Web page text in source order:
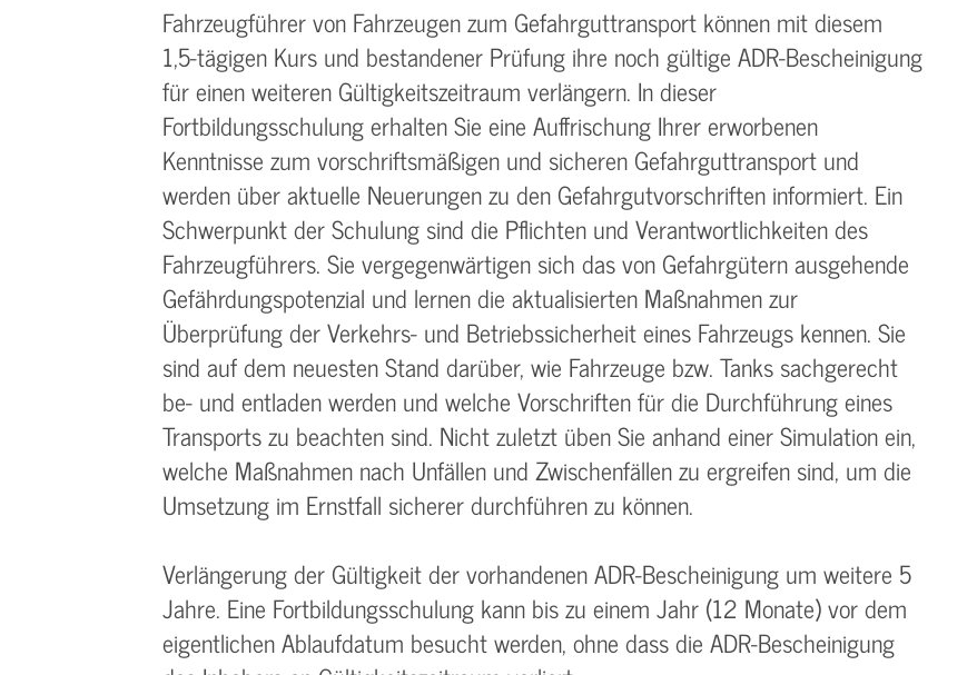
Fahrzeugführer von Fahrzeugen zum Gefahrguttransport können mit diesem
1,5-tägigen Kurs und bestandener Prüfung ihre noch gültige ADR-Bescheinigung
für einen weiteren Gültigkeitszeitraum verlängern. In dieser
Fortbildungsschulung erhalten Sie eine Auffrischung Ihrer erworbenen
Kenntnisse zum vorschriftsmäßigen und sicheren Gefahrguttransport und
werden über aktuelle Neuerungen zu den Gefahrgutvorschriften informiert. Ein
Schwerpunkt der Schulung sind die Pflichten und Verantwortlichkeiten des
Fahrzeugführers. Sie vergegenwärtigen sich das von Gefahrgütern ausgehende
Gefährdungspotenzial und lernen die aktualisierten Maßnahmen zur
Überprüfung der Verkehrs- und Betriebssicherheit eines Fahrzeugs kennen. Sie
sind auf dem neuesten Stand darüber, wie Fahrzeuge bzw. Tanks sachgerecht
be- und entladen werden und welche Vorschriften für die Durchführung eines
Transports zu beachten sind. Nicht zuletzt üben Sie anhand einer Simulation ein,
welche Maßnahmen nach Unfällen und Zwischenfällen zu ergreifen sind, um die
Umsetzung im Ernstfall sicherer durchführen zu können.
Verlängerung der Gültigkeit der vorhandenen ADR-Bescheinigung um weitere 5
Jahre. Eine Fortbildungsschulung kann bis zu einem Jahr (12 Monate) vor dem
eigentlichen Ablaufdatum besucht werden, ohne dass die ADR-Bescheinigung